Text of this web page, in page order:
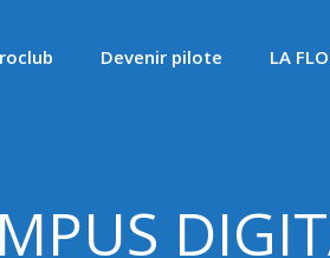
Devenir pilote LA